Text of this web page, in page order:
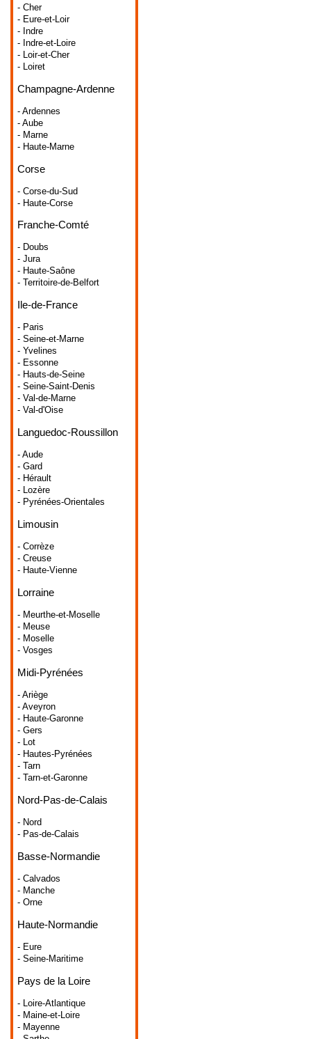
- Cher
- Eure-et-Loir
- Indre
- Indre-et-Loire
- Loir-et-Cher
- Loiret
Champagne-Ardenne
- Ardennes
- Aube
- Marne
- Haute-Marne
Corse
- Corse-du-Sud
- Haute-Corse
Franche-Comté
- Doubs
- Jura
- Haute-Saône
- Territoire-de-Belfort
Ile-de-France
- Paris
- Seine-et-Marne
- Yvelines
- Essonne
- Hauts-de-Seine
- Seine-Saint-Denis
- Val-de-Marne
- Val-d'Oise
Languedoc-Roussillon
- Aude
- Gard
- Hérault
- Lozère
- Pyrénées-Orientales
Limousin
- Corrèze
- Creuse
- Haute-Vienne
Lorraine
- Meurthe-et-Moselle
- Meuse
- Moselle
- Vosges
Midi-Pyrénées
- Ariège
- Aveyron
- Haute-Garonne
- Gers
- Lot
- Hautes-Pyrénées
- Tarn
- Tarn-et-Garonne
Nord-Pas-de-Calais
- Nord
- Pas-de-Calais
Basse-Normandie
- Calvados
- Manche
- Orne
Haute-Normandie
- Eure
- Seine-Maritime
Pays de la Loire
- Loire-Atlantique
- Maine-et-Loire
- Mayenne